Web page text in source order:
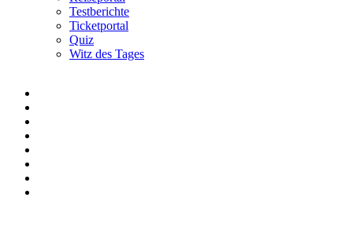
Testberichte
Ticketportal
Quiz
Witz des Tages